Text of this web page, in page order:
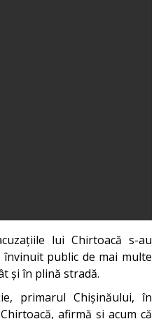
lui Chirtoacă s-au
public de mai multe
și în plină stradă.
primarul Chișinăului, în
afirmă și acum că